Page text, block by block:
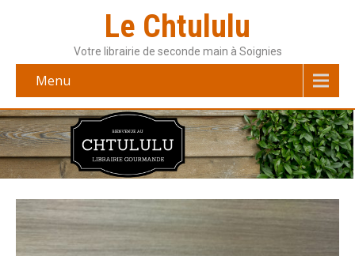
Le Chtululu
Votre librairie de seconde main à Soignies
Menu